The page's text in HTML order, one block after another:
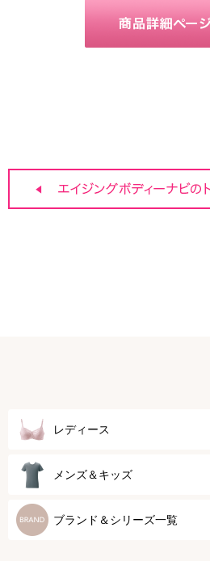
レディース
ブラジャー
ブラジャーパッド
メンズ＆キッズ
メンズトップ
ブランド＆シリーズ一覧